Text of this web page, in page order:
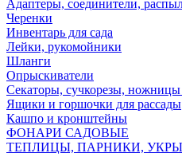
Адаптеры, соединители,
Черенки
Инвентарь для сада
Лейки, рукомойники
Шланги
Опрыскиватели
Секаторы, сучкорезы,
Ящики и горшочки для рассады
Кашпо и кронштейны
ФОНАРИ САДОВЫЕ
ТЕПЛИЦЫ, ПАРНИКИ,